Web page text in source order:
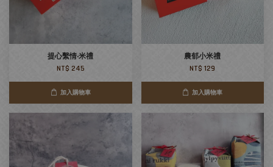
提心繫情‧米禮
NT$ 245
加入購物車
農郁小米禮
NT$ 129
加入購物車